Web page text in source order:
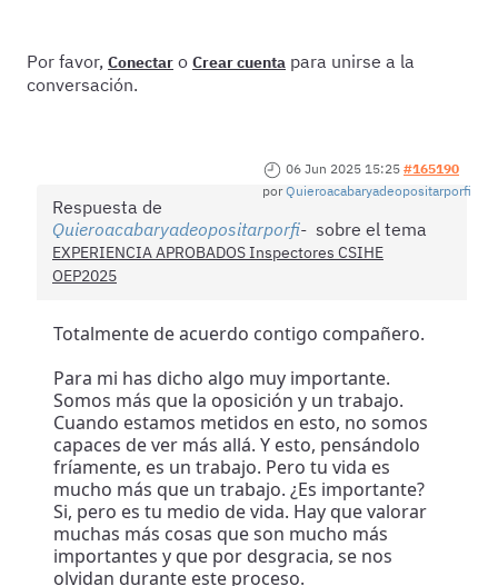
Por favor, Conectar o Crear cuenta para unirse a la
conversación.
06 Jun 2025 15:25 #165190
porQuieroacabaryadeopositarporfi
Respuesta de
Quieroacabaryadeopositarporfi
sobre el tema
EXPERIENCIA APROBADOS Inspectores CSIHE
OEP2025
Totalmente de acuerdo contigo compañero.
Para mi has dicho algo muy importante.
Somos más que la oposición y un trabajo.
Cuando estamos metidos en esto, no somos
capaces de ver más allá. Y esto, pensándolo
fríamente, es un trabajo. Pero tu vida es
mucho más que un trabajo. ¿Es importante?
Si, pero es tu medio de vida. Hay que valorar
muchas más cosas que son mucho más
importantes y que por desgracia, se nos
olvidan durante este proceso.